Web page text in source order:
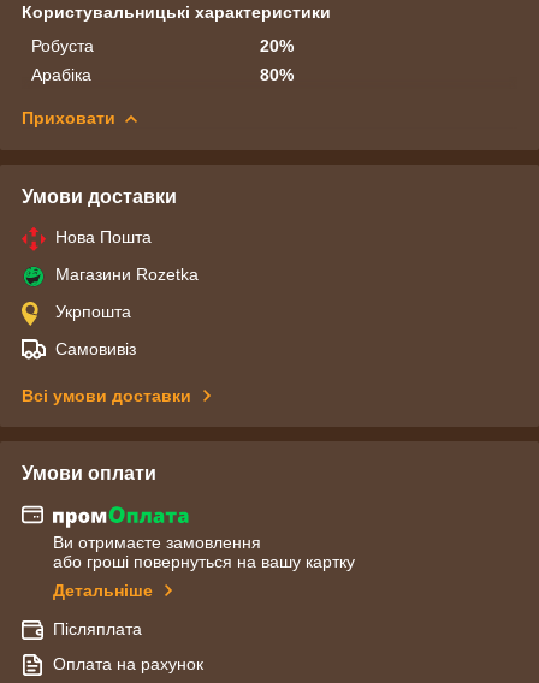
Користувальницькі характеристики
Робуста
20%
Арабіка
80%
Приховати
Умови доставки
Нова Пошта
Магазини Rozetka
Укрпошта
Самовивіз
Всі умови доставки
Умови оплати
Ви отримаєте замовлення
або гроші повернуться на вашу картку
Детальніше
Післяплата
Оплата на рахунок